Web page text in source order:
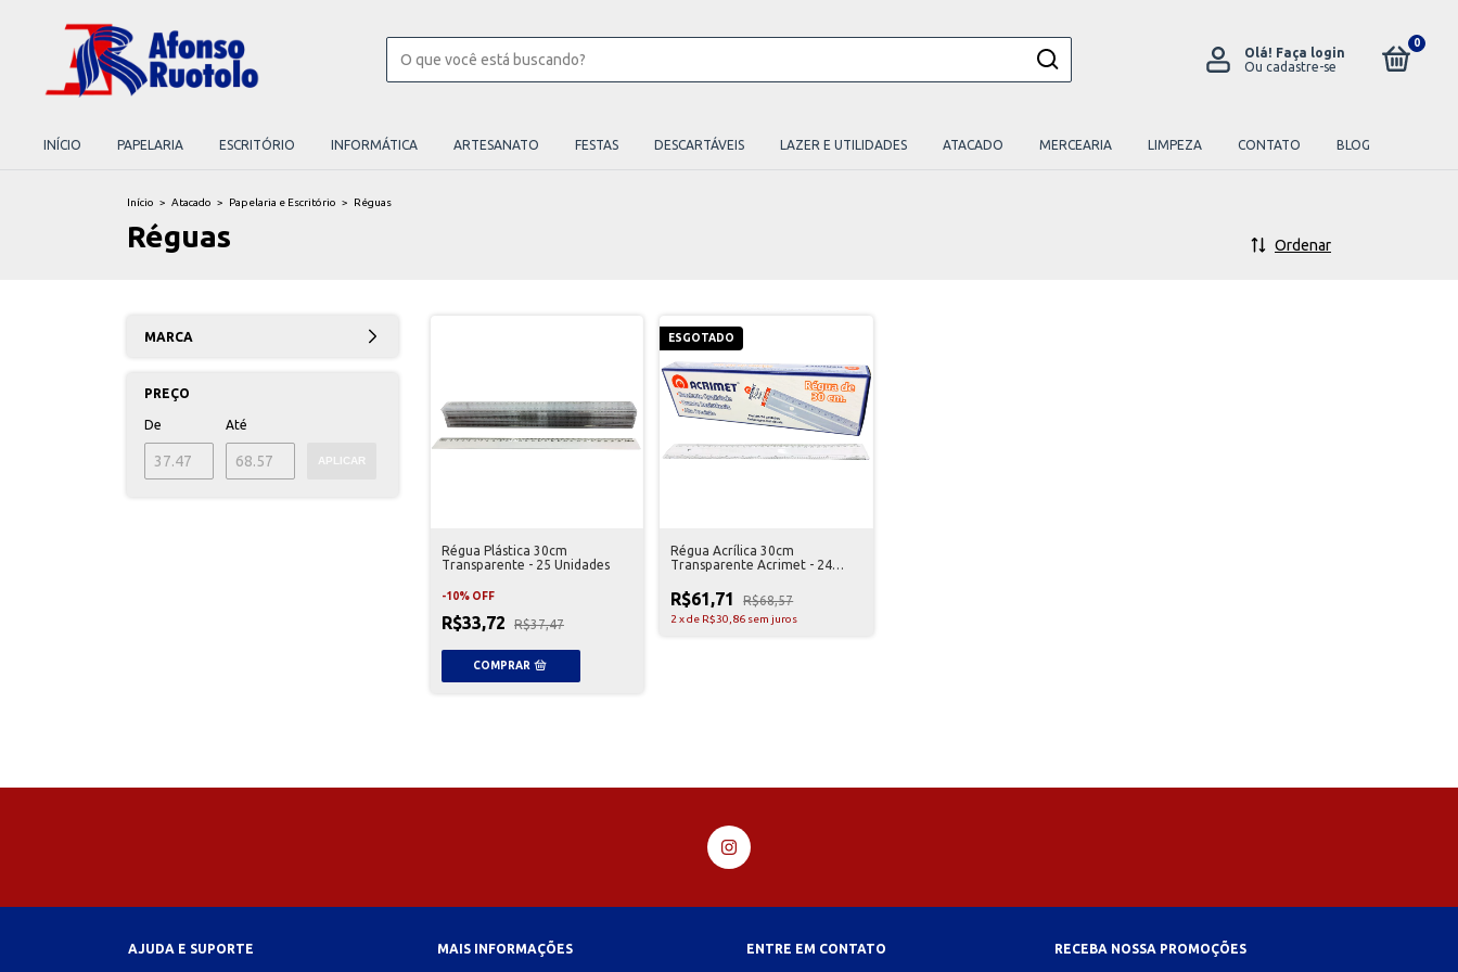
Olá! Faça login
Ou cadastre-se
0
INÍCIO PAPELARIA ESCRITÓRIO INFORMÁTICA ARTESANATO FESTAS DESCARTÁVEIS LAZER E UTILIDADES ATACADO MERCEARIA LIMPEZA CONTATO BLOG
Início > Atacado > Papelaria e Escritório > Réguas
Réguas Ordenar
MARCA
PREÇO
De Até
APLICAR
Régua Plástica 30cm
Transparente - 25 Unidades
-10% OFF
R$33,72 R$37,47
ESGOTADO
Régua Acrílica 30cm
Transparente Acrimet - 24
R$61,71 R$68,57
2 xde R$30,86 sem juros
AJUDA E SUPORTE MAIS INFORMAÇÕES ENTRE EM CONTATO RECEBA NOSSA PROMOÇÕES